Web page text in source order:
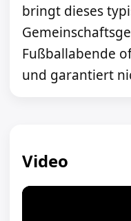
bringt dieses
Fußballabende
und garantiert
Video